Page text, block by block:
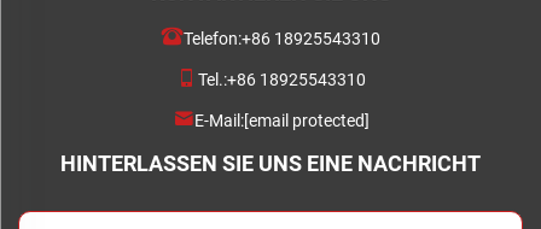
Telefon:+86 18925543310
Tel.:+86 18925543310
E-Mail:[email protected]
HINTERLASSEN SIE UNS EINE NACHRICHT